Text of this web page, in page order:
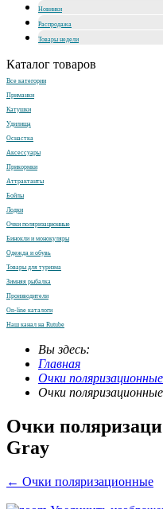
Новинки
Распродажа
Товары недели
Каталог товаров
Все категории
Приманки
Катушки
Удилища
Оснастка
Аксессуары
Прикормки
Аттрактанты
Бойлы
Лодки
Очки поляризационные
Бинокли и монокуляры
Одежда и обувь
Товары для туризма
Зимняя рыбалка
Производители
On-line каталоги
Наш канал на Rutube
Вы здесь:
Главная
Очки поляризационные
Очки
Очки
Gray
← Очки поляризационные